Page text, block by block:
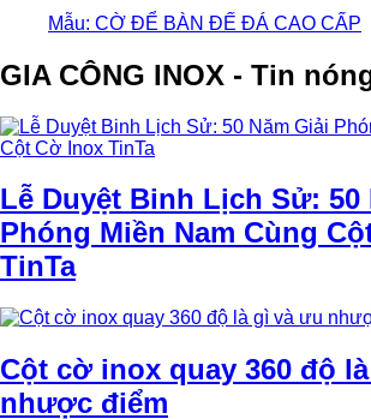
Mẫu: CỜ ĐỂ BÀN ĐẾ ĐÁ CAO CẤP
GIA CÔNG INOX - Tin
Lễ Duyệt Binh Lịch Sử: 50
Phóng Miền Nam Cùng
TinTa
Cột cờ inox quay 360 độ
nhược điểm